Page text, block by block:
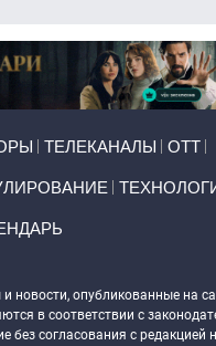
ТЕЛЕКАНАЛЫ ОТТ
новости, опубликованные на
в соответствии с
без согласования с редакцией